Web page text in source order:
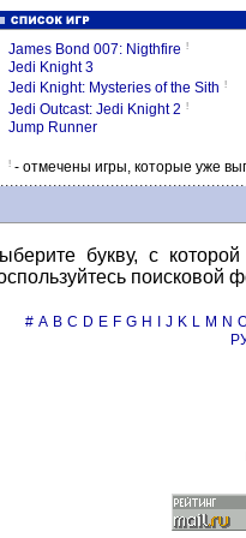
James Bond 007: Nigthfire !
Jedi Knight 3
Jedi Knight: Mysteries of the Sith !
Jedi Outcast: Jedi Knight 2 !
Jump Runner
!- отмечены игры, которые уже
букву, с
поисковой
# A B C D E F G H J K L M N